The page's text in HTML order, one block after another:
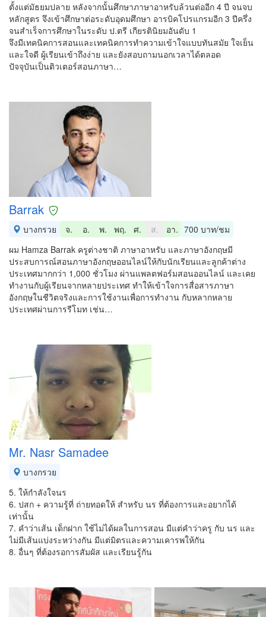
ตั้งแต่มัธยมปลาย หลังจากนั้นศึกษาภาษาอาหรับล้วนต่ออีก 4 ปี จนจบ
หลักสูตร จึงเข้าศึกษาต่อระดับอุดมศึกษา อารบิคโปรแกรมอีก 3 ปีครึ่ง
จนสำเร็จการศึกษาในระดับ ป.ตรี เกียรตินิยมอันดับ 1
จึงมีเทคนิคการสอนและเทคนิคการทำความเข้าใจแบบทันสมัย ใจเย็น
และใจดี ผู้เรียนเข้าถึงง่าย และยังสอบถามนอกเวลาได้ตลอด
ปัจจุบันเป็นติวเตอร์สอนภาษา…
Barrak
บางกรวย จ. อ. พ. พฤ. ศ. ส. อา. 700 บาท/ชม
ผม Hamza Barrak ครูต่างชาติ ภาษาอาหรับ และภาษาอังกฤษมี
ประสบการณ์สอนภาษาอังกฤษออนไลน์ให้กับนักเรียนและลูกค้าต่าง
ประเทศมากกว่า 1,000 ชั่วโมง ผ่านแพลตฟอร์มสอนออนไลน์ และเคย
ทำงานกับผู้เรียนจากหลายประเทศ ทำให้เข้าใจการสื่อสารภาษา
อังกฤษในชีวิตจริงและการใช้งานเพื่อการทำงาน กับหลากหลาย
ประเทศผ่านการรีโมท เช่น…
Mr. Nasr Samadee
บางกรวย
5. ให้กำลังใจนร
6. ปสก + ความรู้ที่ ถ่ายทอดให้ สำหรับ นร ที่ต้องการและอยากได้
เท่านั้น
7. คำว่าเส้น เด็กฝาก ใช้ไม่ได้ผลในการสอน มีแต่คำว่าครู กับ นร และ
ไม่มีเส้นแบ่งระหว่างกัน มีแต่มิตรและความเคารพให้กัน
8. อื่นๆ ที่ต้องรอการสัมผัส และเรียนรู้กัน